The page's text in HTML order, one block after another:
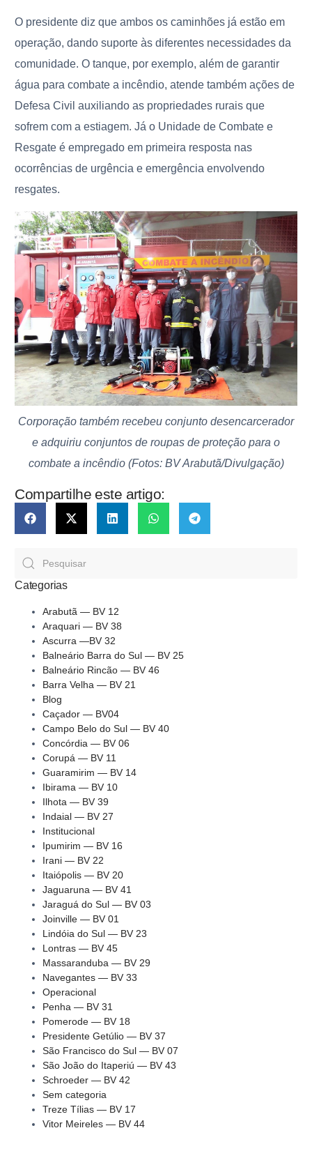
O presidente diz que ambos os caminhões já estão em
operação, dando suporte às diferentes necessidades da
comunidade. O tanque, por exemplo, além de garantir
água para combate a incêndio, atende também ações de
Defesa Civil auxiliando as propriedades rurais que
sofrem com a estiagem. Já o Unidade de Combate e
Resgate é empregado em primeira resposta nas
ocorrências de urgência e emergência envolvendo
resgates.
Corporação também recebeu conjunto desencarcerador
e adquiriu conjuntos de roupas de proteção para o
combate a incêndio (Fotos: BV Arabutã/Divulgação)
Compartilhe este artigo:
Categorias
Arabutã — BV 12
Araquari — BV 38
Ascurra —BV 32
Balneário Barra do Sul — BV 25
Balneário Rincão — BV 46
Barra Velha — BV 21
Blog
Caçador — BV04
Campo Belo do Sul — BV 40
Concórdia — BV 06
Corupá — BV 11
Guaramirim — BV 14
Ibirama — BV 10
Ilhota — BV 39
Indaial — BV 27
Institucional
Ipumirim — BV 16
Irani — BV 22
Itaiópolis — BV 20
Jaguaruna — BV 41
Jaraguá do Sul — BV 03
Joinville — BV 01
Lindóia do Sul — BV 23
Lontras — BV 45
Massaranduba — BV 29
Navegantes — BV 33
Operacional
Penha — BV 31
Pomerode — BV 18
Presidente Getúlio — BV 37
São Francisco do Sul — BV 07
São João do Itaperiú — BV 43
Schroeder — BV 42
Sem categoria
Treze Tílias — BV 17
Vitor Meireles — BV 44